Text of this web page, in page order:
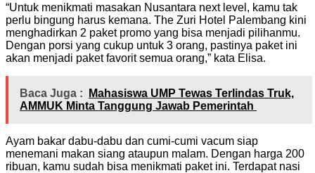
“Untuk menikmati masakan Nusantara next level, kamu tak
perlu bingung harus kemana. The Zuri Hotel Palembang kini
menghadirkan 2 paket promo yang bisa menjadi pilihanmu.
Dengan porsi yang cukup untuk 3 orang, pastinya paket ini
akan menjadi paket favorit semua orang,” kata Elisa.
Baca Juga :
Mahasiswa UMP Tewas Terlindas Truk,
AMMUK Minta Tanggung Jawab Pemerintah
Ayam bakar dabu-dabu dan cumi-cumi vacum siap
menemani makan siang ataupun malam. Dengan harga 200
ribuan, kamu sudah bisa menikmati paket ini. Terdapat nasi